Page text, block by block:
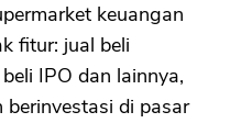
keuangan
fitur: jual beli
IPO dan lainnya,
di pasar